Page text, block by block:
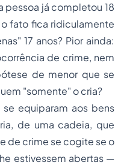
já completou 18
fato fica ridiculamente
17 anos? Pior ainda:
de crime, nem
de menor que se
"somente" o cria?
aos bens
de uma cadeia, que
de crime se cogite se o
estivessem abertas —